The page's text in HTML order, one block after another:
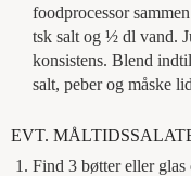
foodprocessor
tsk salt og ½ dl vand.
konsistens. Blend
salt, peber og måske
EVT.
Find 3 bøtter eller glas